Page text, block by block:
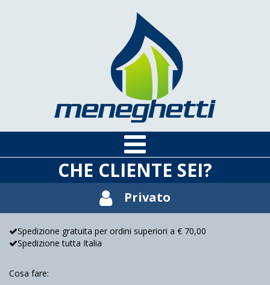
CHE CLIENTE SEI?
Privato
Spedizione gratuita per ordini superiori a € 70,00
Spedizione tutta Italia
Cosa fare: